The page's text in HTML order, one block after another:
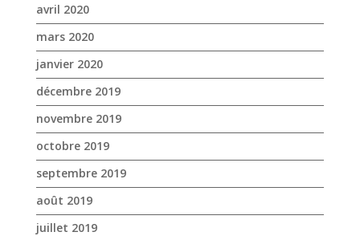
avril 2020
mars 2020
janvier 2020
décembre 2019
novembre 2019
octobre 2019
septembre 2019
août 2019
juillet 2019